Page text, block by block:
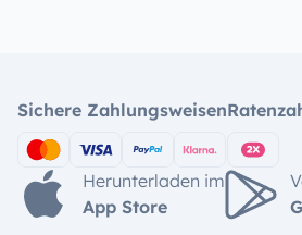
Sichere Zahlungsweisen
Herunterladen im
App Store